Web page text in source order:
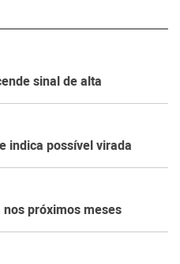
sinal de alta
indica possível virada
próximos meses